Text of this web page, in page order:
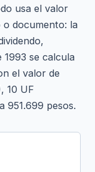
usa el valor
documento: la
se calcula
el valor de
10 UF
951.699 pesos.